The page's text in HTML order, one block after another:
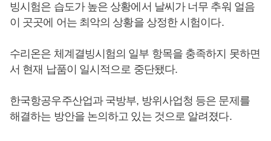
빙시험은 습도가 높은 상황에서 날씨가 너무 추워 얼음
이 곳곳에 어는 최악의 상황을 상정한 시험이다.
수리온은 체계결빙시험의 일부 항목을 충족하지 못하면
서 현재 납품이 일시적으로 중단됐다.
한국항공우주산업과 국방부, 방위사업청 등은 문제를
해결하는 방안을 논의하고 있는 것으로 알려졌다.